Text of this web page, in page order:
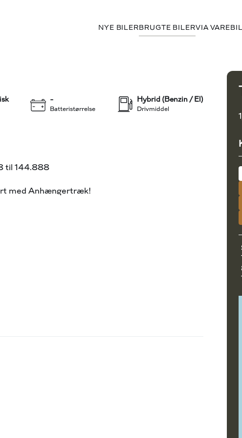
NYE BILER BRUGTE BILERVIA
Batteristørrelse
-
Drivmiddel
Hybrid (Benzin / El)
til 144.888
med Anhængertræk!